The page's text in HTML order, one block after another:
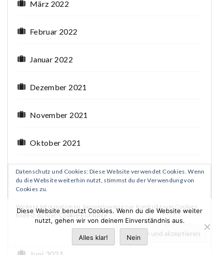
März 2022
Februar 2022
Januar 2022
Dezember 2021
November 2021
Oktober 2021
September 2021
Juli 2021
Datenschutz und Cookies: Diese Website verwendet Cookies. Wenn
du die Website weiterhin nutzt, stimmst du der Verwendung von
Cookies zu.
Weitere Informationen, beispielsweise zur Kontrolle von Cookies,
findest du hier:Cookie-Richtlinie
Diese Website benutzt Cookies. Wenn du die Website weiter
nutzt, gehen wir von deinem Einverständnis aus.
Alles klar! Nein